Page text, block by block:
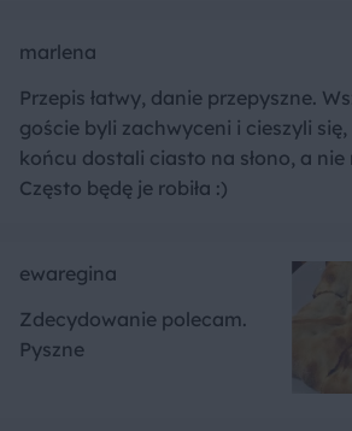
marlena
Przepis łatwy, danie przepyszne.
goście byli zachwyceni i cieszyli się,
końcu dostali ciasto na słono, a nie
Często będę je robiła :)
ewaregina
Zdecydowanie polecam.
Pyszne